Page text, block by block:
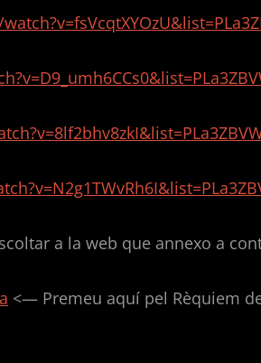
a la web que annexo a
<— Premeu aquí pel Rèquiem